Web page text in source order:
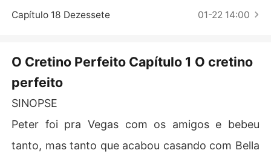
Capítulo 18 Dezessete 01-22 14:00
O Cretino Perfeito Capítulo 1 O cretino
perfeito
SINOPSE
Peter foi pra Vegas com os amigos e bebeu
tanto, mas tanto que acabou casando com Bella